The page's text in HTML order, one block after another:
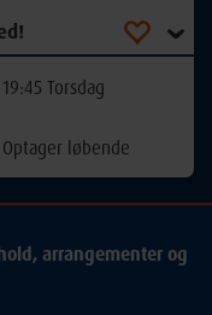
19:45 Torsdag
Optager løbende
arrangementer og